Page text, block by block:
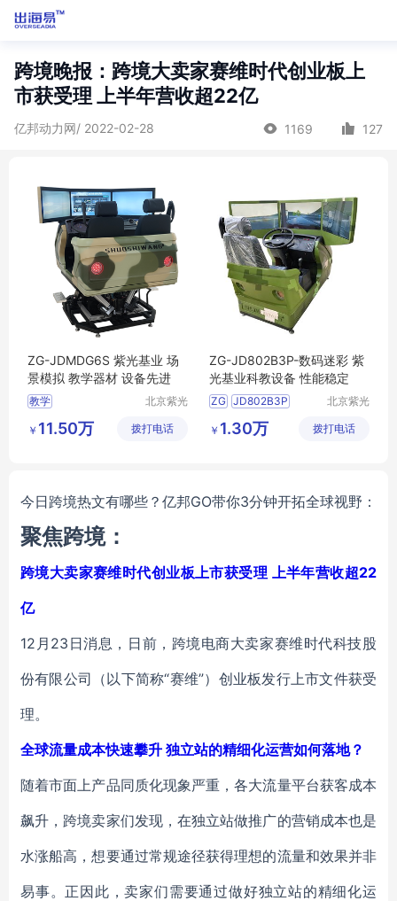
跨境晚报：跨境大卖家赛维时代创业板上
市获受理 上半年营收超22亿
亿邦动力网/ 2022-02-28 1169 127
ZG-JDMDG6S 紫光基业 场
景模拟 教学器材 设备先进
教学
北京紫光
设备制造
￥ 11.50万 拨打电话
ZG-JD802B3P-数码迷彩 紫
光基业科教设备 性能稳定
ZG JD802B3P
北京紫光
设备制造
￥ 1.30万 拨打电话
今日跨境热文有哪些？亿邦GO带你3分钟开拓全球视野：
聚焦跨境：
跨境大卖家赛维时代创业板上市获受理 上半年营收超22
亿
12月23日消息，日前，跨境电商大卖家赛维时代科技股
份有限公司（以下简称“赛维”）创业板发行上市文件获受
理。
全球流量成本快速攀升 独立站的精细化运营如何落地？
随着市面上产品同质化现象严重，各大流量平台获客成本
飙升，跨境卖家们发现，在独立站做推广的营销成本也是
水涨船高，想要通过常规途径获得理想的流量和效果并非
易事。正因此，卖家们需要通过做好独立站的精细化运